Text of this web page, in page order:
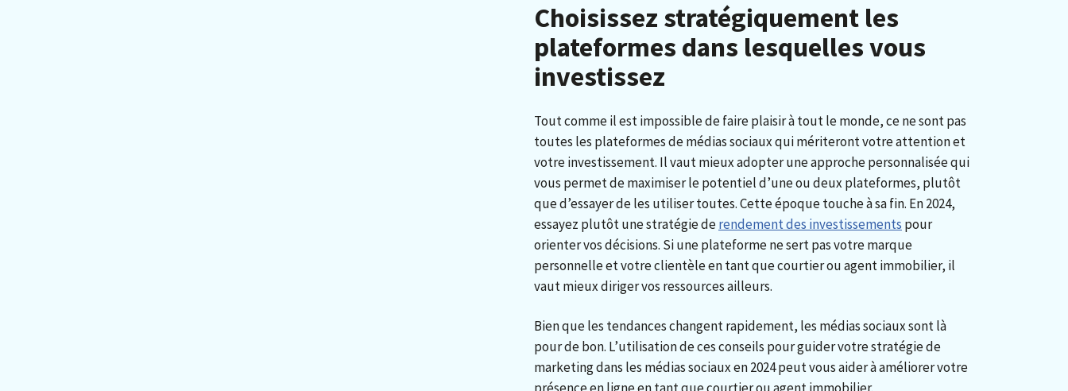
Choisissez stratégiquement les
plateformes dans lesquelles vous
investissez
Tout comme il est impossible de faire plaisir à tout le monde, ce ne sont pas
toutes les plateformes de médias sociaux qui mériteront votre attention et
votre investissement. Il vaut mieux adopter une approche personnalisée qui
vous permet de maximiser le potentiel d’une ou deux plateformes, plutôt
que d’essayer de les utiliser toutes. Cette époque touche à sa fin. En 2024,
essayez plutôt une stratégie derendement des investissements pour
orienter vos décisions. Si une plateforme ne sert pas votre marque
personnelle et votre clientèle en tant que courtier ou agent immobilier, il
vaut mieux diriger vos ressources ailleurs.
Bien que les tendances changent rapidement, les médias sociaux sont là
pour de bon. L’utilisation de ces conseils pour guider votre stratégie de
marketing dans les médias sociaux en 2024 peut vous aider à améliorer votre